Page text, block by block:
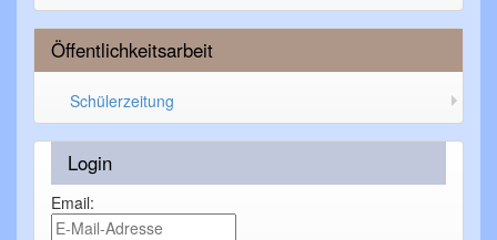
Öffentlichkeitsarbeit
Schülerzeitung
Login
Email: